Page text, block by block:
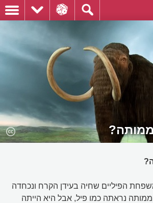
הפיליים שחיה בעידן הקרח ונכחדה
נראתה כמו פיל, אבל היא הייתה